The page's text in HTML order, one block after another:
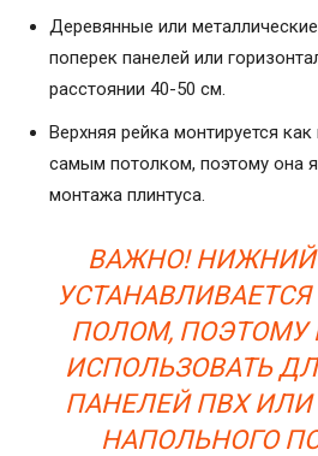
Деревянные или
поперек панелей или
расстоянии 40-50 см.
Верхняя рейка монтируется
самым потолком, поэтому она
монтажа плинтуса.
ВАЖНО!
ПОЛОМ, ПОЭТОМУ
ИСПОЛЬЗОВАТЬ
ПАНЕЛЕЙ ПВХ ИЛИ
НАПОЛЬНОГО